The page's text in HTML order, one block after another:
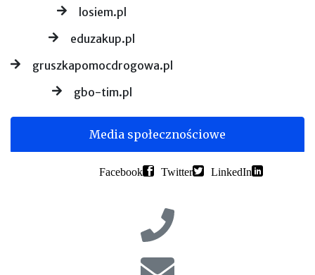
losiem.pl
eduzakup.pl
gruszkapomocdrogowa.pl
gbo-tim.pl
Media społecznościowe
Facebook Twitter LinkedIn